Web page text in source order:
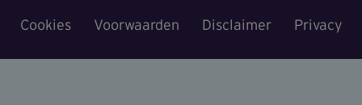
Voet
Cookies Voorwaarden Disclaimer Privacy